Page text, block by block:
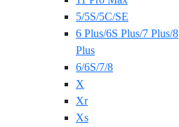
5/5S/5C/SE
6 Plus/6S Plus/7 Plus/8
Plus
6/6S/7/8
X
Xr
Xs